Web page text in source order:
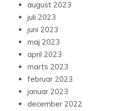
august 2023
juli 2023
juni 2023
maj 2023
april 2023
marts 2023
februar 2023
januar 2023
december 2022